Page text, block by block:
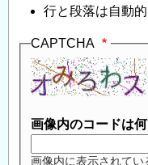
行と段落は自動
CAPTCHA
画像内のコードは
画像内に表示されてい